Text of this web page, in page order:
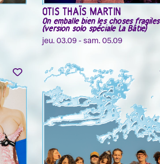
OTIS THAÏS MARTIN
On emballe bien les choses fragiles
(version solo spéciale La Bâtie)
jeu. 03.09 - sam. 05.09